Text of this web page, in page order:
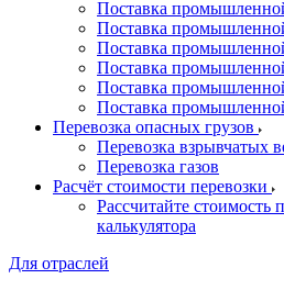
Поставка
Поставка
Поставка
Поставка
Поставка
Поставка
Перевозка опасных грузов
Перевозка взрывчатых
Перевозка газов
Расчёт стоимости перевозки
Рассчитайте
калькулятора
Для отраслей